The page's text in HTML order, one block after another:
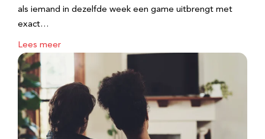
als iemand in dezelfde week een game uitbrengt met
exact…
Lees meer